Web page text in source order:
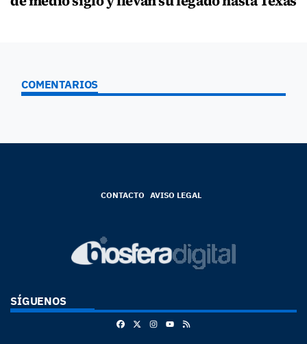
COMENTARIOS
CONTACTO AVISO LEGAL
SÍGUENOS
FacebookInstagram